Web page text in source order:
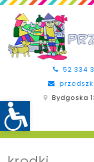
52 334
Bydgoska